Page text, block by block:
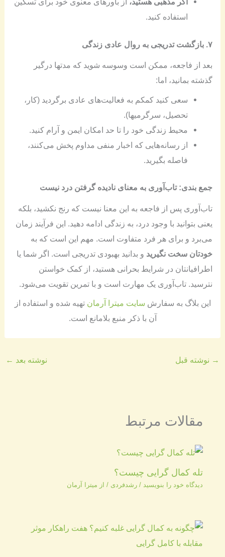
استفاده کنید.
۷. بازگشت تدریجی به روال عادی زندگی
بعد از فاجعه، ممکن است وسوسه شوید که مدتها درگیر
گذشته بمانید، اما:
سعی کنید کمکم به فعالیت‌های عادی برگردید (کار،
تحصیل، سرگرمیها).
محیط زندگی خود را تا حد امکان ایمن و آرام کنید.
از رسانه‌هایی که اخبار منفی مداوم پخش می‌کنند،
فاصله بگیرید.
جمع بندی: تاب‌آوری به معنای نادیده گرفتن درد نیست
تاب‌آوری پس از فاجعه به این معنا نیست که رنج نکشید، بلکه
یعنی بتوانید با وجود درد، به زندگی ادامه دهید. این فرآیند زمان
می‌برد و برای هر فرد متفاوت است. مهم این است که به
خودتان سخت نگیرید و بدانید بهبودی تدریجی است. اگر شما یا
اطرافیانتان در شرایط بحرانی هستید، از کمک خواستن
نترسید. تاب‌آوری یک مهارت است و با تمرین تقویت می‌شود.
​​این بلاگ به سفارش سایت میترا آرمان تهیه شده و استفاده از
آن با ذکر منبع بلامانع است​.
→ نوشته قبل نوشته بعد ←
مقالات مرتبط
تله کمال گرایی چیست؟
دیدگاه‌ خود را بنویسید / رشدفردی / از میترا آرمان